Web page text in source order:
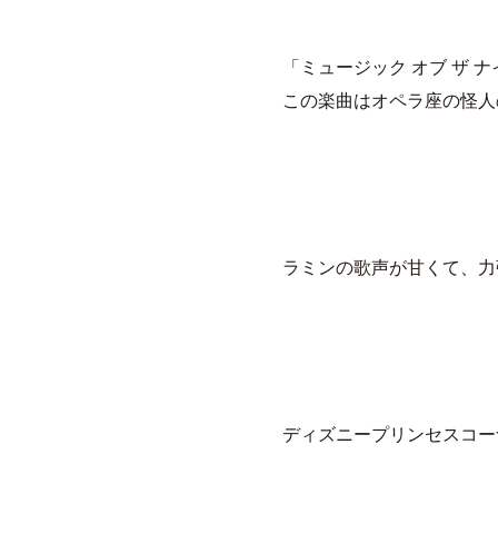
「ミュージック オブ ザ ナ
この楽曲はオペラ座の怪
ラミンの歌声が甘くて、
ディズニープリンセスコ